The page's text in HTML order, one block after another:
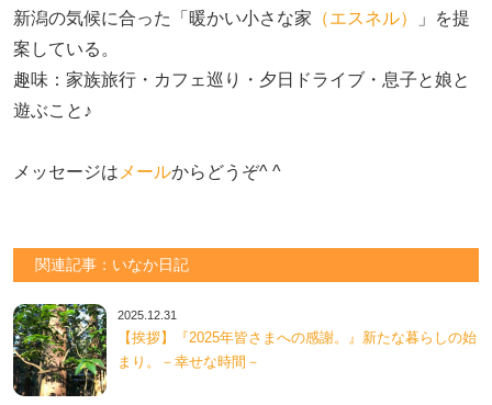
新潟の気候に合った「暖かい小さな家 （エスネル）
」を提
案している。
趣味：家族旅行・カフェ巡り・夕日ドライブ・息子と娘と
遊ぶこと♪
メッセージは メールからどうぞ^ ^
関連記事：いなか日記
2025.12.31
【挨拶】『2025年皆さまへの感謝。』新たな暮らしの始
まり。－幸せな時間－